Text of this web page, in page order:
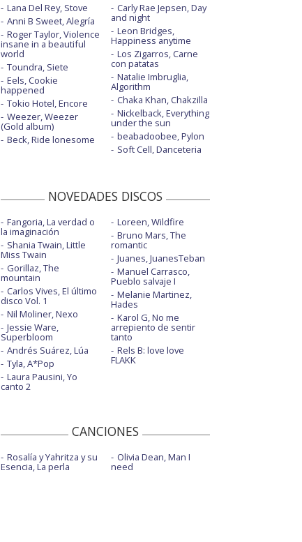
Lana Del Rey, Stove
Anni B Sweet, Alegría
Roger Taylor, Violence
insane in a beautiful
world
Toundra, Siete
Eels, Cookie
happened
Tokio Hotel, Encore
Weezer, Weezer
(Gold album)
Beck, Ride lonesome
Carly Rae Jepsen, Day
and night
Leon Bridges,
Happiness anytime
Los Zigarros, Carne
con patatas
Natalie Imbruglia,
Algorithm
Chaka Khan, Chakzilla
Nickelback, Everything
under the sun
beabadoobee, Pylon
Soft Cell, Danceteria
NOVEDADES DISCOS
Fangoria, La verdad o
la imaginación
Shania Twain, Little
Miss Twain
Gorillaz, The
mountain
Carlos Vives, El último
disco Vol. 1
Nil Moliner, Nexo
Jessie Ware,
Superbloom
Andrés Suárez, Lúa
Tyla, A*Pop
Laura Pausini, Yo
canto 2
Loreen, Wildfire
Bruno Mars, The
romantic
Juanes, JuanesTeban
Manuel Carrasco,
Pueblo salvaje I
Melanie Martinez,
Hades
Karol G, No me
arrepiento de sentir
tanto
Rels B: love love
FLAKK
CANCIONES
Rosalía y Yahritza y su
Esencia, La perla
Olivia Dean, Man I
need